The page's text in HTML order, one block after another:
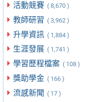
活動競賽 ( 8,670 )
教師研習 ( 3,962 )
升學資訊 ( 1,884 )
生涯發展 ( 1,741 )
學習歷程檔案 ( 108 )
獎助學金 ( 166 )
流感新聞 ( 17 )